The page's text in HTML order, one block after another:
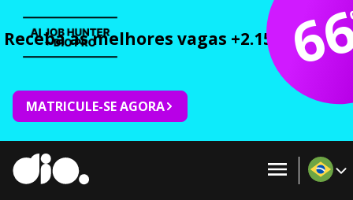
Receba as melhores vagas +2.150 cursos
MATRICULE-SE AGORA